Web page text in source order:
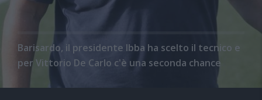
Barisardo, il presidente Ibba ha scelto il tecnico e
per Vittorio De Carlo c'è una seconda chance